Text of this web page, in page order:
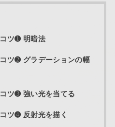
ツ➊ 明暗法
ツ➋ グラデーションの幅
ツ➌ 強い光を当てる
ツ➍ 反射光を描く